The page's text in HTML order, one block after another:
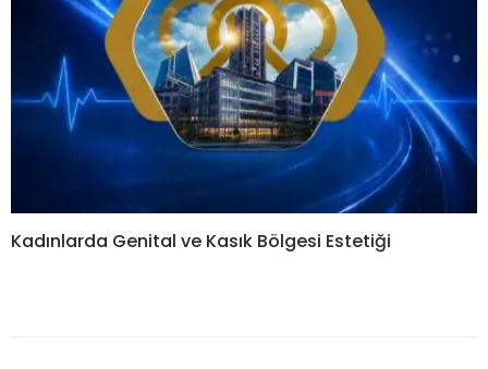
Kadınlarda Genital ve Kasık Bölgesi Estetiği